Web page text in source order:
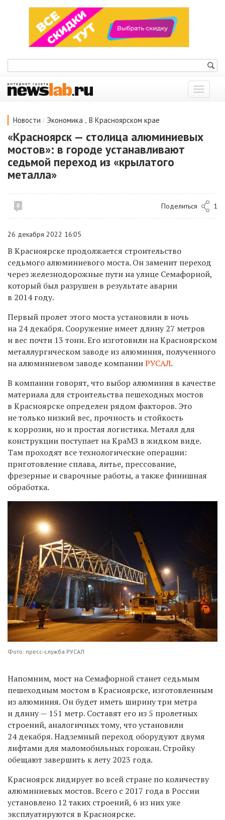
Показать
меню
Новости / Экономика , В Красноярском крае
«Красноярск — столица алюминиевых
мостов»: в городе устанавливают
седьмой переход из «крылатого
металла»
8 Поделиться 1
26 декабря 2022 16:05
В Красноярске продолжается строительство
седьмого алюминиевого моста. Он заменит переход
через железнодорожные пути на улице Семафорной,
который был разрушен в результате аварии
в 2014 году.
Первый пролет этого моста установили в ночь
на 24 декабря. Сооружение имеет длину 27 метров
и вес почти 13 тонн. Его изготовили на Красноярском
металлургическом заводе из алюминия, полученного
на алюминиевом заводе компанииРУСАЛ.
В компании говорят, что выбор алюминия в качестве
материала для строительства пешеходных мостов
в Красноярске определен рядом факторов. Это
не только низкий вес, прочность и стойкость
к коррозии, но и простая логистика. Металл для
конструкции поступает на КраМЗ в жидком виде.
Там проходят все технологические операции:
приготовление сплава, литье, прессование,
фрезерные и сварочные работы, а также финишная
обработка.
Фото: пресс-служба РУСАЛ
Напомним, мост на Семафорной станет седьмым
пешеходным мостом в Красноярске, изготовленным
из алюминия. Он будет иметь ширину три метра
и длину — 151 метр. Составят его из 5 пролетных
строений, аналогичных тому, что установили
24 декабря. Надземный переход оборудуют двумя
лифтами для маломобильных горожан. Стройку
обещают завершить к лету 2023 года.
Красноярск лидирует во всей стране по количеству
алюминиевых мостов. Всего с 2017 года в России
установлено 12 таких строений, 6 из них уже
эксплуатируются в Красноярске.